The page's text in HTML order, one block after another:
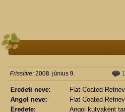
Frissítve: 2008. június 9.
Eredeti neve:
Flat Coated
Angol neve:
Flat Coated
Eredete:
Angol kutyaként